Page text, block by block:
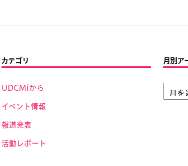
カテゴリ
UDCMiから
イベント情報
報道発表
活動レポート
月別ア